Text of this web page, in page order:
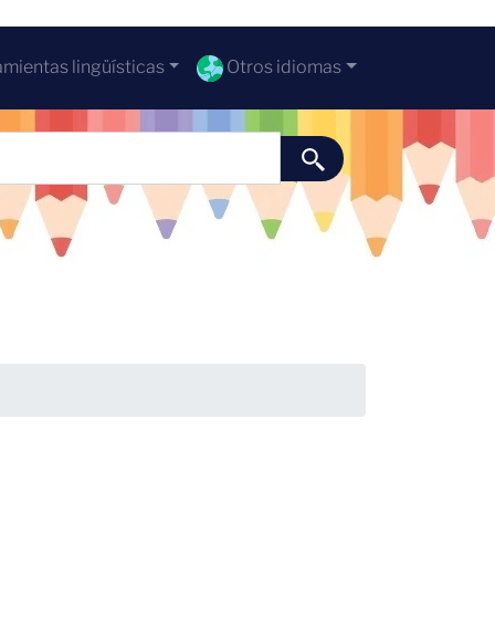
lingüísticas Otros idiomas